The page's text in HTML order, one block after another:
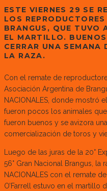
ESTE VIERNES 29 SE
LOS
BRANGUS, QUE TUVO
EL MARTILLO.
CERRAR UNA SEMANA
LA RAZA.
Con el remate de
Asociación Argentina de
NACIONALES, donde mostró
fueron pocos los animales
fueron buenos y se avizora
comercialización de toros y
Luego de las juras de la 20°
56° Gran Nacional Brangus, la
NACIONALES con el remate
O’Farrell estuvo en el martillo